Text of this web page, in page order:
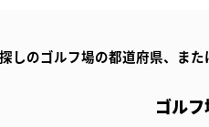
しのゴルフ場の都道府県、 ま
ゴル